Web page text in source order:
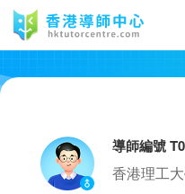
導師編號
香港理工